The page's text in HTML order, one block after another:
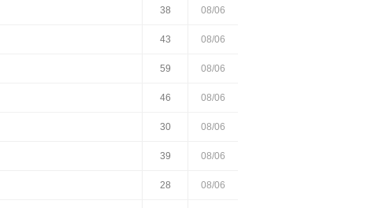
38 08/06
43 08/06
59 08/06
46 08/06
30 08/06
39 08/06
28 08/06